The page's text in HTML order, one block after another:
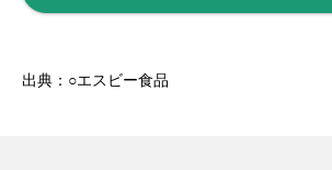
出典：○エスビー食品